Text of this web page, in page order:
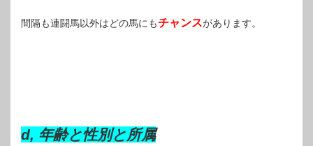
間隔も連闘馬以外はどの馬にもチャンスがあります。
d, 年齢と性別と所属